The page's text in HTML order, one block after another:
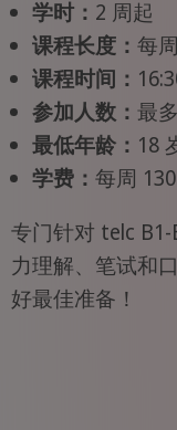
学时： 2 周起
课程长度： 每
课程时间：
参加人数： 最
最低年龄： 18
学费： 每周
专门针对 telc
力理解、笔试和
好最佳准备！